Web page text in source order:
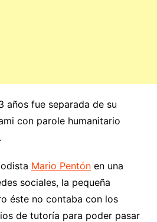
años fue separada de su
con parole humanitario
Mario Pentónen una
sociales, la pequeña
éste no contaba con los
de tutoría para poder pasar